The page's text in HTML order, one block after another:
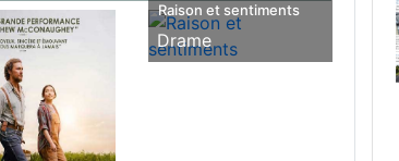
Raison et sentiments
Drame